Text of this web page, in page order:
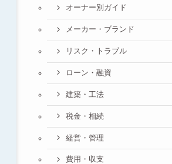
オーナー別ガイド
メーカー・ブランド
リスク・トラブル
ローン・融資
建築・工法
税金・相続
経営・管理
費用・収支